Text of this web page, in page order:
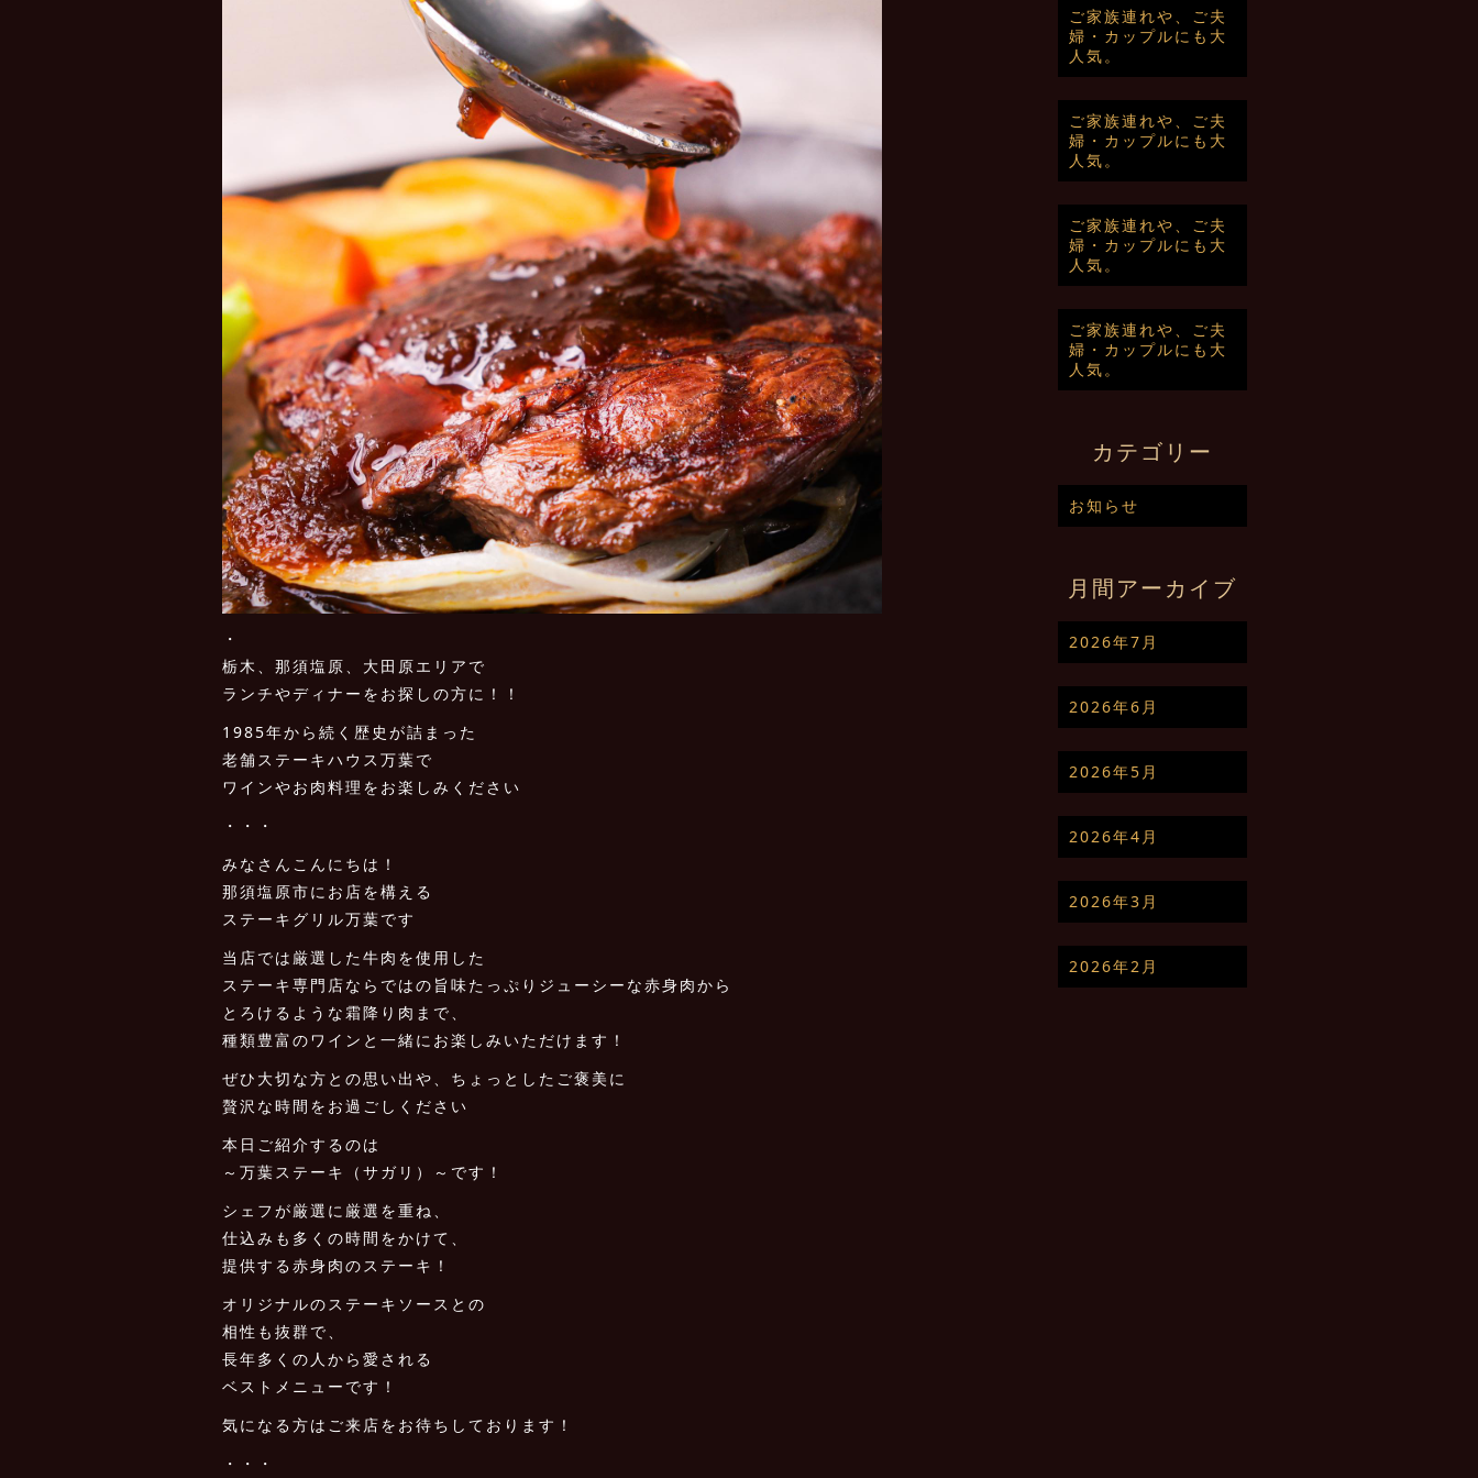
・
栃木、那須塩原、大田原エリアで
ランチやディナーをお探しの方に！！
1985年から続く歴史が詰まった
老舗ステーキハウス万葉で
ワインやお肉料理をお楽しみください
・・・
みなさんこんにちは！
那須塩原市にお店を構える
ステーキグリル万葉です
当店では厳選した牛肉を使用した
ステーキ専門店ならではの旨味たっぷりジューシーな赤身肉から
とろけるような霜降り肉まで、
種類豊富のワインと一緒にお楽しみいただけます！
ぜひ大切な方との思い出や、ちょっとしたご褒美に
贅沢な時間をお過ごしください
本日ご紹介するのは
～万葉ステーキ（サガリ）～です！
シェフが厳選に厳選を重ね、
仕込みも多くの時間をかけて、
提供する赤身肉のステーキ！
オリジナルのステーキソースとの
相性も抜群で、
長年多くの人から愛される
ベストメニューです！
気になる方はご来店をお待ちしております！
・・・
ご家族連れや、ご夫
婦・カップルにも大
人気。
ご家族連れや、ご夫
婦・カップルにも大
人気。
ご家族連れや、ご夫
婦・カップルにも大
人気。
ご家族連れや、ご夫
婦・カップルにも大
人気。
カテゴリー
お知らせ
月間アーカイブ
2026年7月
2026年6月
2026年5月
2026年4月
2026年3月
2026年2月